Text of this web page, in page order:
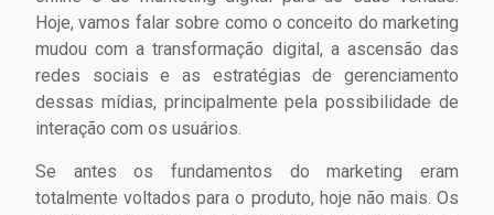
Hoje, vamos falar sobre como o conceito do marketing
mudou com a transformação digital, a ascensão das
redes sociais e as estratégias de gerenciamento
dessas mídias, principalmente pela possibilidade de
interação com os usuários.
Se antes os fundamentos do marketing eram
totalmente voltados para o produto, hoje não mais. Os